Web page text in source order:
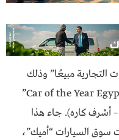
التجارية مبيعًا” وذلك
خلال مشاركتها في حفل توزيع جوائز “Car of the Year Egypt”
كــاره). جاء هذا
سوق السيارات “أميك”،